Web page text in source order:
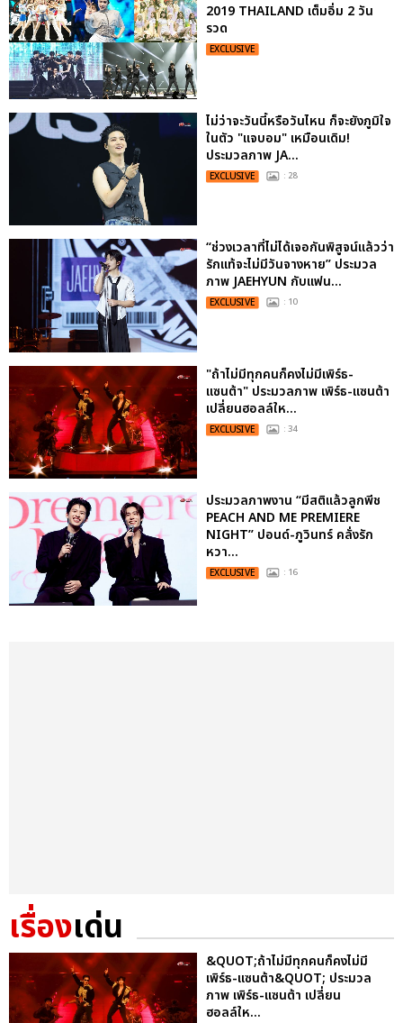
2019 THAILAND เต็มอิ่ม 2 วัน
รวด
EXCLUSIVE
ไม่ว่าจะวันนี้หรือวันไหน ก็จะยังภูมิใจ
ในตัว "แจบอม" เหมือนเดิม!
ประมวลภาพ JA...
EXCLUSIVE : 28
“ช่วงเวลาที่ไม่ได้เจอกันพิสูจน์แล้วว่า
รักแท้จะไม่มีวันจางหาย” ประมวล
ภาพ JAEHYUN กับแฟน...
EXCLUSIVE : 10
"ถ้าไม่มีทุกคนก็คงไม่มีเพิร์ธ-
แซนต้า" ประมวลภาพ เพิร์ธ-แซนต้า
เปลี่ยนฮอลล์ให...
EXCLUSIVE : 34
ประมวลภาพงาน “มีสติแล้วลูกพีช
PEACH AND ME PREMIERE
NIGHT” ปอนด์-ภูวินทร์ คลั่งรัก
หวา...
EXCLUSIVE : 16
เรื่องเด่น
&QUOT;ถ้าไม่มีทุกคนก็คงไม่มี
เพิร์ธ-แซนต้า&QUOT; ประมวล
ภาพ เพิร์ธ-แซนต้า เปลี่ยน
ฮอลล์ให...